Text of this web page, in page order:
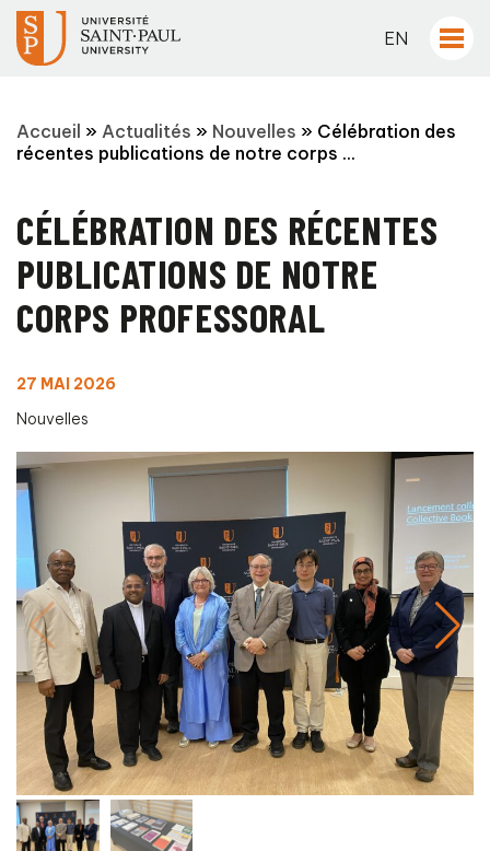
EN
Accueil » Actualités » Nouvelles » Célébration des
récentes publications de notre corps ...
CÉLÉBRATION DES RÉCENTES
PUBLICATIONS DE NOTRE
CORPS PROFESSORAL
27 MAI 2026
Nouvelles